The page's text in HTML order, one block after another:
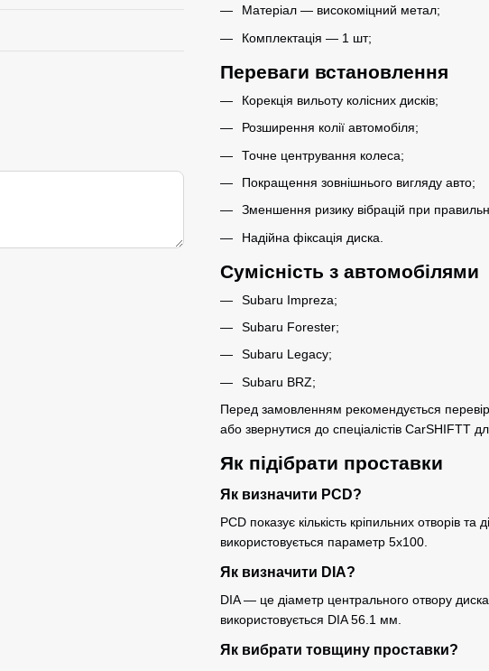
Матеріал — високоміцний метал;
Комплектація — 1 шт;
Переваги встановлення
Корекція вильоту колісних дисків;
Розширення колії автомобіля;
Точне центрування колеса;
Покращення зовнішнього вигляду авто;
Зменшення ризику вібрацій при
Надійна фіксація диска.
Сумісність з автомобілями
Subaru Impreza;
Subaru Forester;
Subaru Legacy;
Subaru BRZ;
Перед замовленням рекомендується
або звернутися до спеціалістів CarSHIFTT
Як підібрати проставки
Як визначити PCD?
PCD показує кількість кріпильних отворів
використовується параметр 5x100.
Як визначити DIA?
DIA — це діаметр центрального отвору
використовується DIA 56.1 мм.
Як вибрати товщину проставки?